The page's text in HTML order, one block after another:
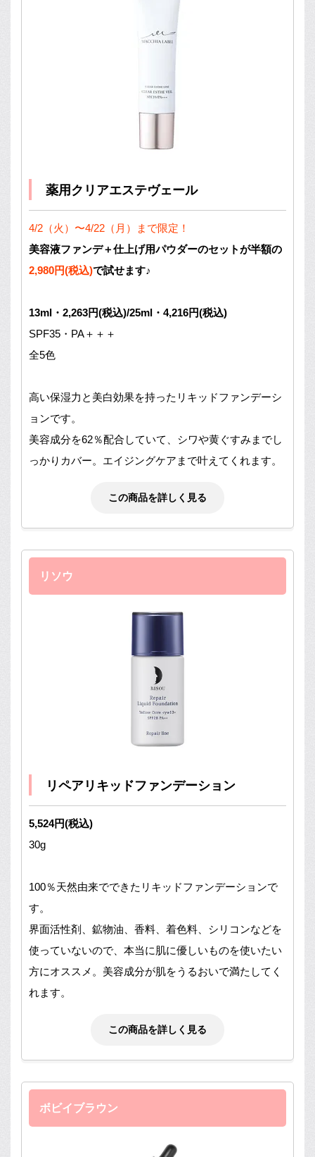
薬用クリアエステヴェール
4/2（火）〜4/22（月）まで限定！
美容液ファンデ＋仕上げ用パウダーのセットが半額の
2,980円(税込)で試せます♪
13ml・2,263円(税込)/25ml・4,216円(税込)
SPF35・PA＋＋＋
全5色
高い保湿力と美白効果を持ったリキッドファンデーシ
ョンです。
美容成分を62％配合していて、シワや黄ぐすみまでし
っかりカバー。エイジングケアまで叶えてくれます。
この商品を詳しく見る
リソウ
リペアリキッドファンデーション
5,524円(税込)
30g
100％天然由来でできたリキッドファンデーションで
す。
界面活性剤、鉱物油、香料、着色料、シリコンなどを
使っていないので、本当に肌に優しいものを使いたい
方にオススメ。美容成分が肌をうるおいで満たしてく
れます。
この商品を詳しく見る
ボビイブラウン